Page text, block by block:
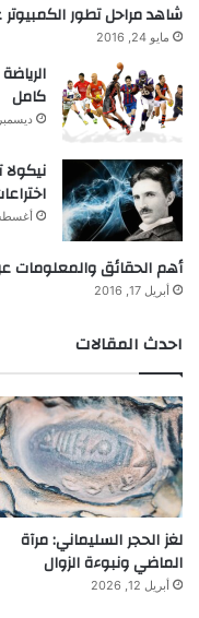
شاهد مراحل تطور
مايو 24, 2016
كامل
ديسمبر 14, 2015
أغسطس 12,
أهم الحقائق والمعلومات
أبريل 17, 2016
احدث المقالات
لغز الحجر السليماني: مرآة
الماضي ونبوءة الزوال
أبريل 12, 2026